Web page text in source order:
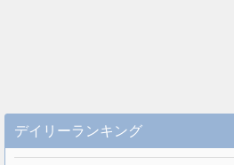
デイリーランキング